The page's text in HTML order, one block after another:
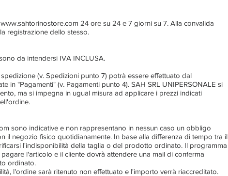
www.sahtorinostore.com 24 ore su 24 e 7 giorni su 7. Alla convalida
registrazione dello stesso.
da intendersi IVA INCLUSA.
(v. Spedizioni punto 7) potrà essere effettuato dal
in "Pagamenti" (v. Pagamenti punto 4). SAH SRL UNIPERSONALE si
ma si impegna in ugual misura ad applicare i prezzi indicati
sono indicative e non rappresentano in nessun caso un obbligo
il negozio fisico quotidianamente. In base alla differenza di tempo tra il
l'indisponibilità della taglia o del prodotto ordinato. Il programma
l'articolo e il cliente dovrà attendere una mail di conferma
ordinato.
l'ordine sarà ritenuto non effettuato e l'importo verrà riaccreditato.